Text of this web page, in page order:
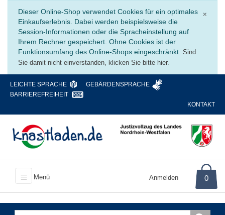
×
Dieser Online-Shop verwendet Cookies für ein optimales
Einkaufserlebnis. Dabei werden beispielsweise die
Session-Informationen oder die Spracheinstellung auf
Ihrem Rechner gespeichert. Ohne Cookies ist der
Funktionsumfang des Online-Shops eingeschränkt. Sind
Sie damit nicht einverstanden, klicken Sie bitte hier.
LEICHTE SPRACHE
GEBÄRDENSPRACHE
BARRIEREFREIHEIT
KONTAKT
Menü Anmelden 0